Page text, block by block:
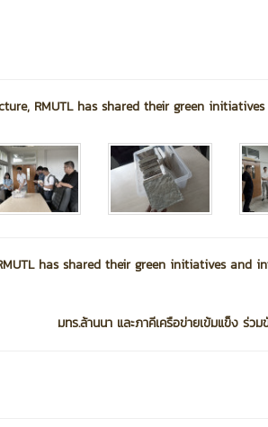
RMUTL has shared their green
has shared their green initiatives and
มทร.ล้านนา และภาคีเครือข่ายเข้มแข็ง ร่วม